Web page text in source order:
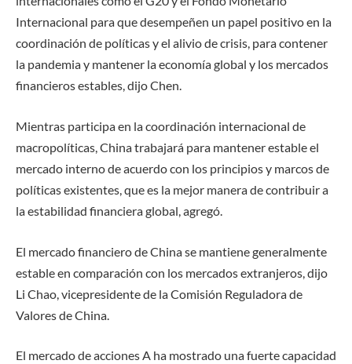
Internacional para que desempeñen un papel positivo en la
coordinación de políticas y el alivio de crisis, para contener
la pandemia y mantener la economía global y los mercados
financieros estables, dijo Chen.
Mientras participa en la coordinación internacional de
macropolíticas, China trabajará para mantener estable el
mercado interno de acuerdo con los principios y marcos de
políticas existentes, que es la mejor manera de contribuir a
la estabilidad financiera global, agregó.
El mercado financiero de China se mantiene generalmente
estable en comparación con los mercados extranjeros, dijo
Li Chao, vicepresidente de la Comisión Reguladora de
Valores de China.
El mercado de acciones A ha mostrado una fuerte capacidad